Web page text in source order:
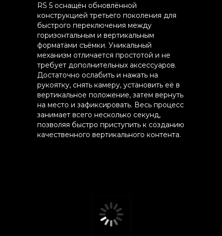
RS 5 оснащён обновлённой
конструкцией третьего поколения для
быстрого переключения между
горизонтальным и вертикальным
форматами съёмки. Уникальный
механизм отличается простотой и не
требует дополнительных аксессуаров.
Достаточно ослабить и нажать на
рукоятку, снять камеру, установить её в
вертикальное положение, затем вернуть
на место и зафиксировать. Весь процесс
занимает всего несколько секунд,
позволяя быстро приступить к созданию
качественного вертикального контента.